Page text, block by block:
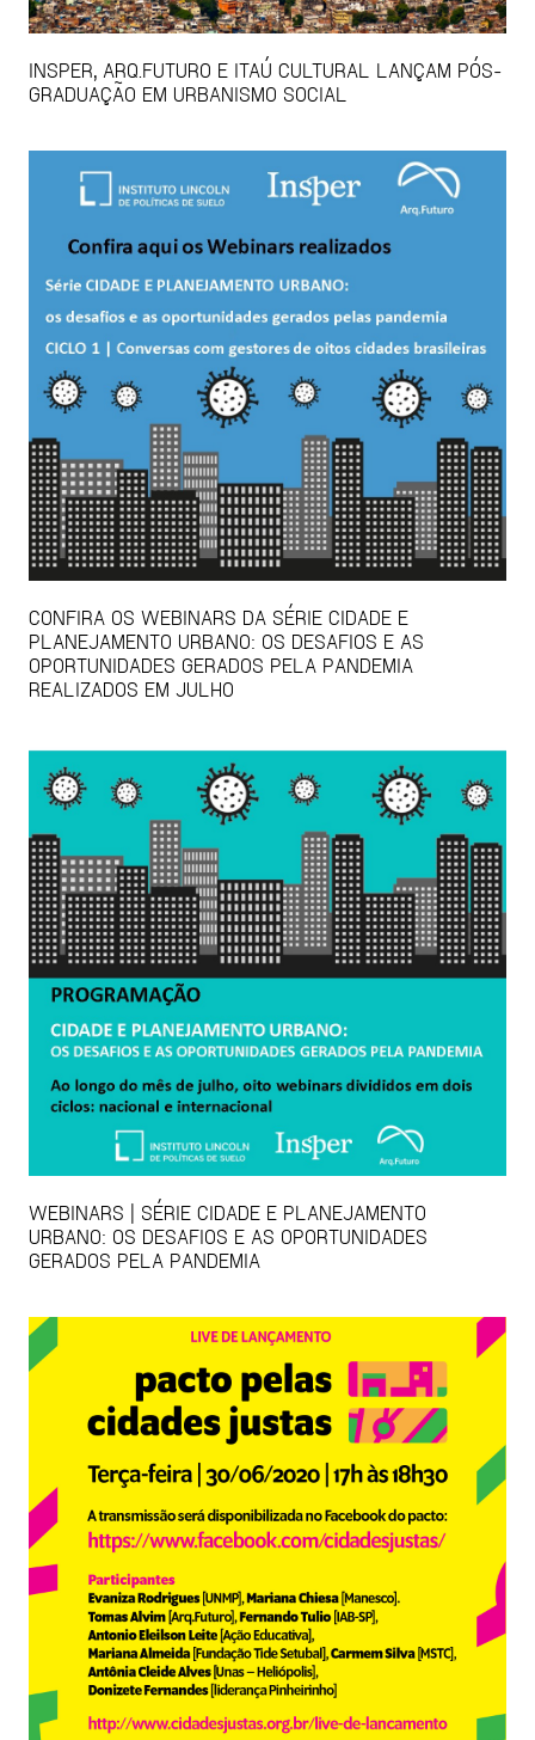
INSPER, ARQ.FUTURO E ITAÚ CULTURAL LANÇAM PÓS-
GRADUAÇÃO EM URBANISMO SOCIAL
CONFIRA OS WEBINARS DA SÉRIE CIDADE E
PLANEJAMENTO URBANO: OS DESAFIOS E AS
OPORTUNIDADES GERADOS PELA PANDEMIA
REALIZADOS EM JULHO
WEBINARS | SÉRIE CIDADE E PLANEJAMENTO
URBANO: OS DESAFIOS E AS OPORTUNIDADES
GERADOS PELA PANDEMIA